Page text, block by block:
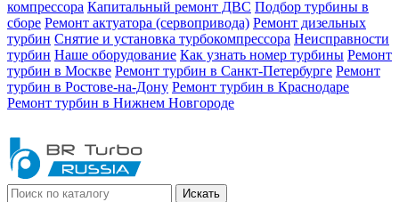
компрессора Капитальный ремонт ДВС Подбор турбины в
сборе Ремонт актуатора (сервопривода) Ремонт дизельных
турбин Снятие и установка турбокомпрессора Неисправности
турбин Наше оборудование Как узнать номер турбины Ремонт
турбин в Москве Ремонт турбин в Санкт-Петербурге Ремонт
турбин в Ростове-на-Дону Ремонт турбин в Краснодаре
Ремонт турбин в Нижнем Новгороде
Искать